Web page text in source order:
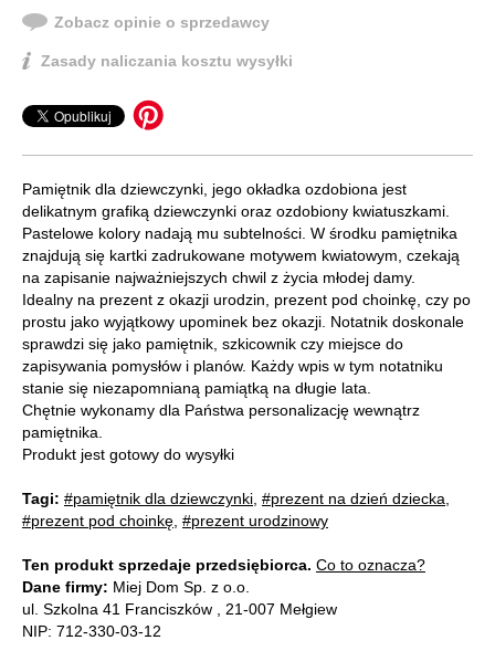
Zobacz opinie o sprzedawcy
Zasady naliczania kosztu wysyłki
Pamiętnik dla dziewczynki, jego okładka ozdobiona jest
delikatnym grafiką dziewczynki oraz ozdobiony kwiatuszkami.
Pastelowe kolory nadają mu subtelności. W środku pamiętnika
znajdują się kartki zadrukowane motywem kwiatowym, czekają
na zapisanie najważniejszych chwil z życia młodej damy.
Idealny na prezent z okazji urodzin, prezent pod choinkę, czy po
prostu jako wyjątkowy upominek bez okazji. Notatnik doskonale
sprawdzi się jako pamiętnik, szkicownik czy miejsce do
zapisywania pomysłów i planów. Każdy wpis w tym notatniku
stanie się niezapomnianą pamiątką na długie lata.
Chętnie wykonamy dla Państwa personalizację wewnątrz
pamiętnika.
Produkt jest gotowy do wysyłki
Tagi: #pamiętnik dla dziewczynki #prezent na dzień dziecka
#prezent pod choinkę #prezent urodzinowy
Ten produkt sprzedaje przedsiębiorca. Co to oznacza?
Dane firmy: Miej Dom Sp. z o.o.
ul. Szkolna 41 Franciszków , 21-007 Mełgiew
NIP: 712-330-03-12